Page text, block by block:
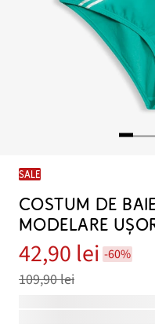
SALE
COSTUM DE
MODELARE
42,90 lei -60%
109,90 lei